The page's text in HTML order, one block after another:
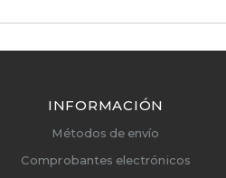
INFORMACIÓN
Métodos de envío
Comprobantes electrónicos